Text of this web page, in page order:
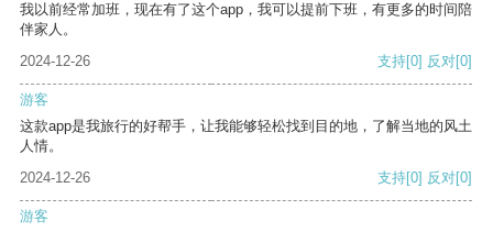
我以前经常加班，现在有了这个app，我可以提前下班，有更多的时间陪
伴家人。
2024-12-26
支持[0] 反对[0]
游客
这款app是我旅行的好帮手，让我能够轻松找到目的地，了解当地的风土
人情。
2024-12-26
支持[0] 反对[0]
游客